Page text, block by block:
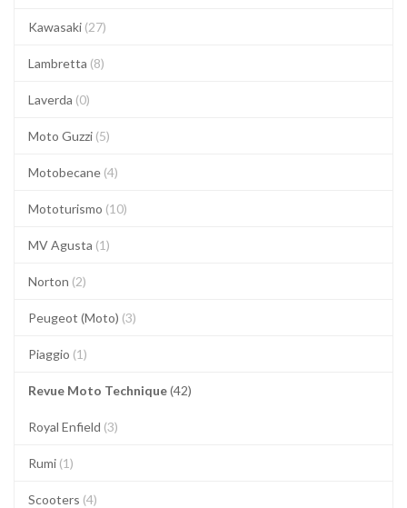
Kawasaki (27)
Lambretta (8)
Laverda (0)
Moto Guzzi (5)
Motobecane (4)
Mototurismo (10)
MV Agusta (1)
Norton (2)
Peugeot (Moto) (3)
Piaggio (1)
Revue Moto Technique(42)
Royal Enfield (3)
Rumi (1)
Scooters (4)